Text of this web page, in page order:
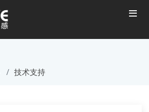
技术支持